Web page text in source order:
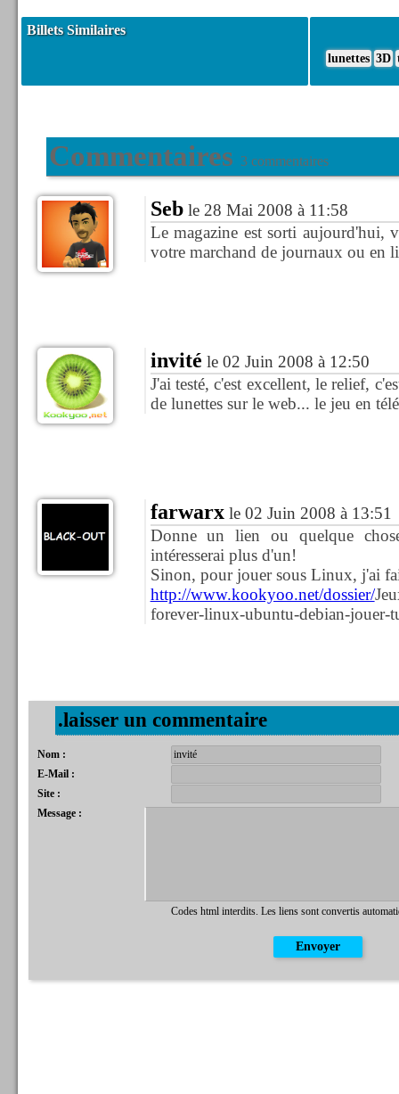
Billets Similaires
lunettes 3D
Commentaires 3 commentaires
Seble 28 Mai 2008 à 11:58
Le magazine est sorti aujourd'hui,
votre marchand de journaux ou en
invité le 02 Juin 2008 à 12:50
J'ai testé, c'est excellent, le relief,
de lunettes sur le web... le jeu en
farwarxle 02 Juin 2008 à 13:51
Donne un lien ou quelque
intéresserai plus d'un!
Sinon, pour jouer sous Linux, j'ai
http://www.kookyoo.net/dossier/
forever-linux-ubuntu-debian-jouer-
.laisser un commentaire
Nom :
E-Mail :
Site :
Message :
Codes html interdits. Les liens sont convertis